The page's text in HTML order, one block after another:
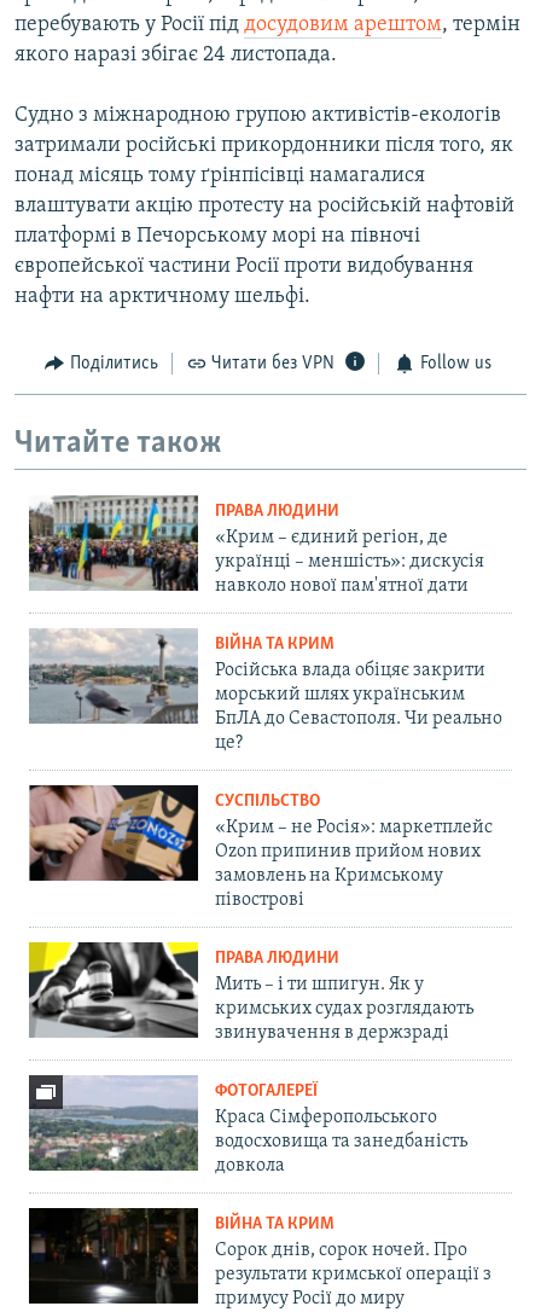
перебувають у Росії під досудовим арештом, термін
якого наразі збігає 24 листопада.
Судно з міжнародною групою активістів-екологів
затримали російські прикордонники після того, як
понад місяць тому ґрінпісівці намагалися
влаштувати акцію протесту на російській нафтовій
платформі в Печорському морі на півночі
європейської частини Росії проти видобування
нафти на арктичному шельфі.
Поділитись Читати без VPN Follow us
Читайте також
ПРАВА ЛЮДИНИ
«Крим – єдиний регіон, де
українці – меншість»: дискусія
навколо нової пам'ятної дати
ВІЙНА ТА КРИМ
Російська влада обіцяє закрити
морський шлях українським
БпЛА до Севастополя. Чи реально
це?
СУСПІЛЬСТВО
«Крим – не Росія»: маркетплейс
Ozon припинив прийом нових
замовлень на Кримському
півострові
ПРАВА ЛЮДИНИ
Мить – і ти шпигун. Як у
кримських судах розглядають
звинувачення в держзраді
ФОТОГАЛЕРЕЇ
Краса Сімферопольського
водосховища та занедбаність
довкола
ВІЙНА ТА КРИМ
Сорок днів, сорок ночей. Про
результати кримської операції з
примусу Росії до миру